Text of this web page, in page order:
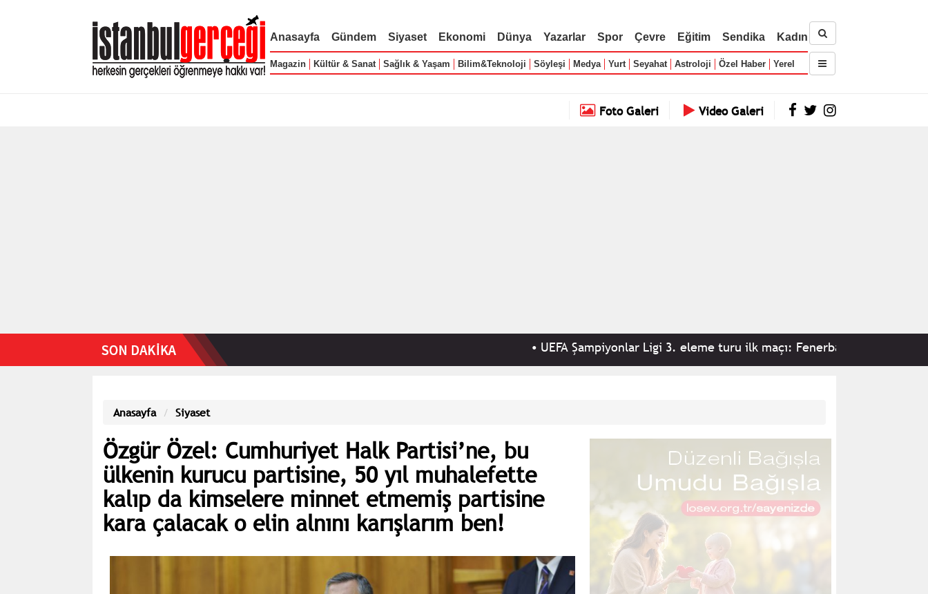
Anasayfa Gündem Siyaset Ekonomi Dünya Yazarlar Spor Çevre Eğitim Sendika Kadın
Magazin Kültür & Sanat Sağlık & Yaşam Bilim&Teknoloji Söyleşi Medya Yurt Seyahat Astroloji Özel Haber Yerel
Foto Galeri Video Galeri
UEFA Şampiyonlar Ligi 3. eleme turu ilk maçı: Fenerbahçe 2-0 Sturm Graz
Anasayfa Siyaset
Özgür Özel: Cumhuriyet Halk Partisi’ne, bu
ülkenin kurucu partisine, 50 yıl muhalefette
kalıp da kimselere minnet etmemiş partisine
kara çalacak o elin alnını karışlarım ben!